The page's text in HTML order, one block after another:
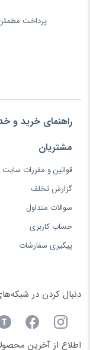
پرداخت
راهنمای خرید و
مشتریان
قوانین و مقررات سایت
گزارش تخلف
سوالات متداول
حساب کاربری
پیگیری سفارشات
دنبال کردن در
اطلاع از آخرین